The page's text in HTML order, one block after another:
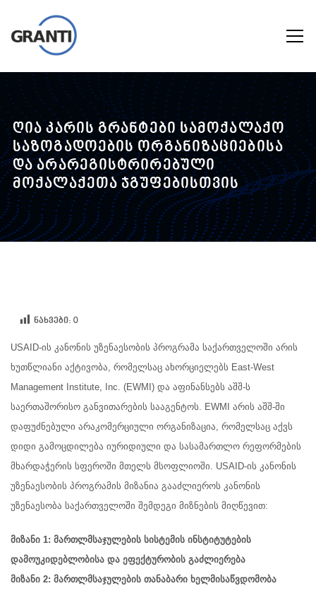
ღია კარის გრანტები სამოქალაქო
საზოგადოების ორგანიზაციებისა
და არარეგისტრირებული
მოქალაქეთა ჯგუფებისთვის
ნახვები: 0
USAID-ის კანონის უზენაესობის პროგრამა საქართველოში არის
ხუთწლიანი აქტივობა, რომელსაც ახორციელებს East-West
Management Institute, Inc. (EWMI) და აფინანსებს აშშ-ს
საერთაშორისო განვითარების სააგენტოს. EWMI არის აშშ-ში
დაფუძნებული არაკომერციული ორგანიზაცია, რომელსაც აქვს
დიდი გამოცდილება იურიდიული და სასამართლო რეფორმების
მხარდაჭერის სფეროში მთელს მსოფლიოში. USAID-ის კანონის
უზენაესობის პროგრამის მიზანია გააძლიეროს კანონის
უზენაესობა საქართველოში შემდეგი მიზნების მიღწევით:
მიზანი 1: მართლმსაჯულების სისტემის ინსტიტუტების
დამოუკიდებლობისა და ეფექტურობის გაძლიერება
მიზანი 2: მართლმსაჯულების თანაბარი ხელმისაწვდომობა